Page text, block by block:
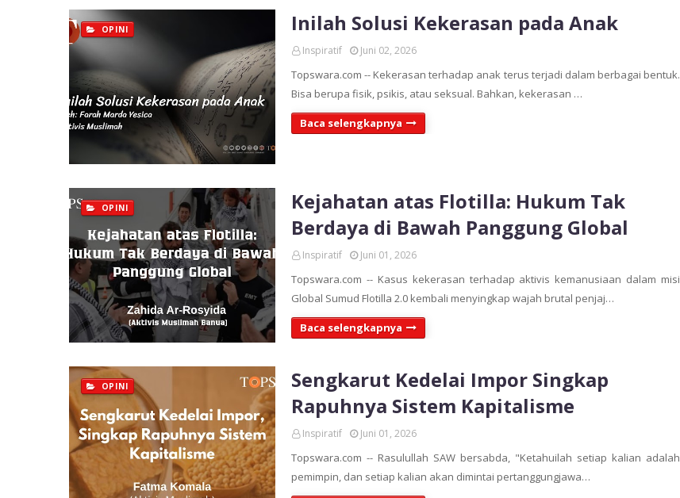
OPINI Inilah Solusi Kekerasan pada Anak
Inspiratif Juni 02, 2026
Topswara.com -- Kekerasan terhadap anak terus terjadi dalam berbagai bentuk.
Bisa berupa fisik, psikis, atau seksual. Bahkan, kekerasan …
Baca selengkapnya
OPINI
Kejahatan atas Flotilla: Hukum Tak
Berdaya di Bawah Panggung Global
Inspiratif Juni 01, 2026
Topswara.com -- Kasus kekerasan terhadap aktivis kemanusiaan dalam misi
Global Sumud Flotilla 2.0 kembali menyingkap wajah brutal penjaj…
Baca selengkapnya
OPINI
Sengkarut Kedelai Impor Singkap
Rapuhnya Sistem Kapitalisme
Inspiratif Juni 01, 2026
Topswara.com -- Rasulullah SAW bersabda, "Ketahuilah setiap kalian adalah
pemimpin, dan setiap kalian akan dimintai pertanggungjawa…